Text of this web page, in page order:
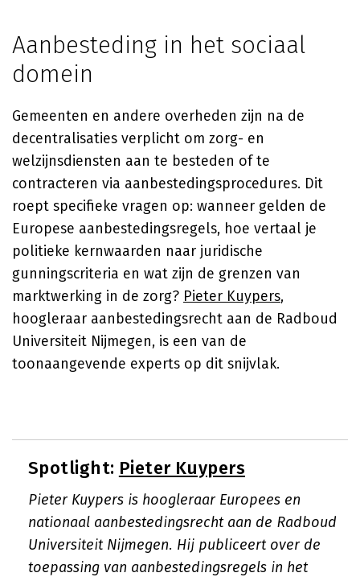
Aanbesteding in het sociaal
domein
Gemeenten en andere overheden zijn na de
decentralisaties verplicht om zorg- en
welzijnsdiensten aan te besteden of te
contracteren via aanbestedingsprocedures. Dit
roept specifieke vragen op: wanneer gelden de
Europese aanbestedingsregels, hoe vertaal je
politieke kernwaarden naar juridische
gunningscriteria en wat zijn de grenzen van
marktwerking in de zorg? Pieter Kuypers,
hoogleraar aanbestedingsrecht aan de Radboud
Universiteit Nijmegen, is een van de
toonaangevende experts op dit snijvlak.
Spotlight: Pieter Kuypers
Pieter Kuypers is hoogleraar Europees en
nationaal aanbestedingsrecht aan de Radboud
Universiteit Nijmegen. Hij publiceert over de
toepassing van aanbestedingsregels in het